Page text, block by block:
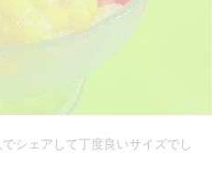
シェアして丁度良いサイズでし